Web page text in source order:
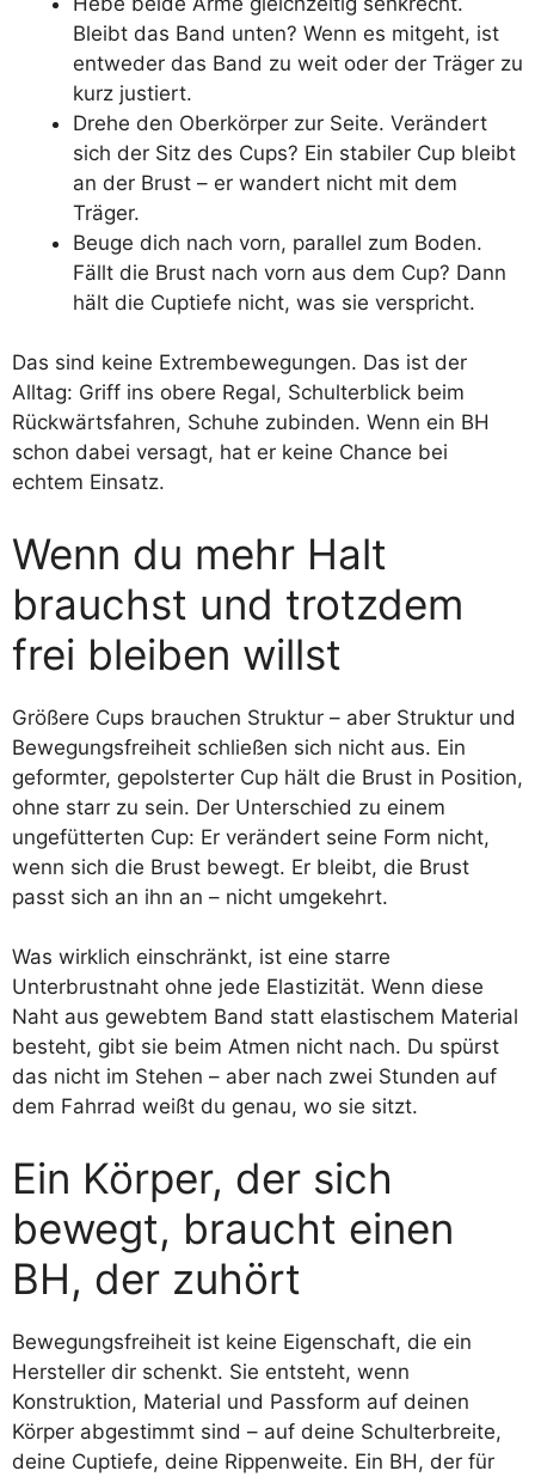
Bleibt das Band unten? Wenn es mitgeht, ist
entweder das Band zu weit oder der Träger zu
kurz justiert.
Drehe den Oberkörper zur Seite. Verändert
sich der Sitz des Cups? Ein stabiler Cup bleibt
an der Brust – er wandert nicht mit dem
Träger.
Beuge dich nach vorn, parallel zum Boden.
Fällt die Brust nach vorn aus dem Cup? Dann
hält die Cuptiefe nicht, was sie verspricht.
Das sind keine Extrembewegungen. Das ist der
Alltag: Griff ins obere Regal, Schulterblick beim
Rückwärtsfahren, Schuhe zubinden. Wenn ein BH
schon dabei versagt, hat er keine Chance bei
echtem Einsatz.
Wenn du mehr Halt
brauchst und trotzdem
frei bleiben willst
Größere Cups brauchen Struktur – aber Struktur und
Bewegungsfreiheit schließen sich nicht aus. Ein
geformter, gepolsterter Cup hält die Brust in Position,
ohne starr zu sein. Der Unterschied zu einem
ungefütterten Cup: Er verändert seine Form nicht,
wenn sich die Brust bewegt. Er bleibt, die Brust
passt sich an ihn an – nicht umgekehrt.
Was wirklich einschränkt, ist eine starre
Unterbrustnaht ohne jede Elastizität. Wenn diese
Naht aus gewebtem Band statt elastischem Material
besteht, gibt sie beim Atmen nicht nach. Du spürst
das nicht im Stehen – aber nach zwei Stunden auf
dem Fahrrad weißt du genau, wo sie sitzt.
Ein Körper, der sich
bewegt, braucht einen
BH, der zuhört
Bewegungsfreiheit ist keine Eigenschaft, die ein
Hersteller dir schenkt. Sie entsteht, wenn
Konstruktion, Material und Passform auf deinen
Körper abgestimmt sind – auf deine Schulterbreite,
deine Cuptiefe, deine Rippenweite. Ein BH, der für